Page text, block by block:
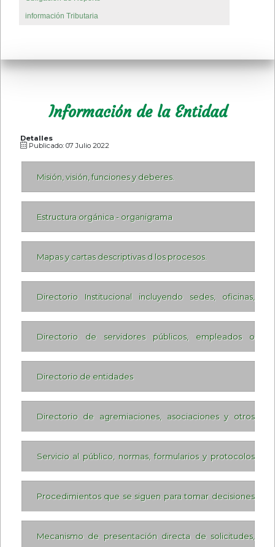
información Tributaria
Información de la Entidad
Detalles
Publicado: 07 Julio 2022
Misión, visión, funciones y deberes.
Estructura orgánica - organigrama
Mapas y cartas descriptivas d los procesos.
Directorio Institucional incluyendo sedes, oficinas,
Directorio de servidores públicos, empleados o
Directorio de entidades
Directorio de agremiaciones, asociaciones y otros
Servicio al público, normas, formularios y protocolos
Procedimientos que se siguen para tomar decisiones
Mecanismo de presentación directa de solicitudes,